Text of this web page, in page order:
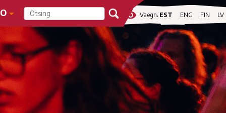
visibility Vaegnägijale
EST ENG FIN LV